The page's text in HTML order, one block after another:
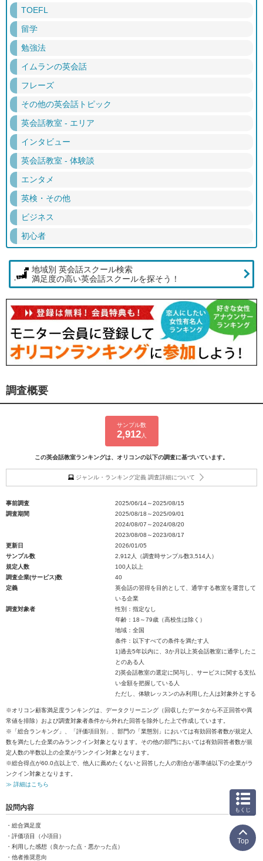
TOEFL
留学
勉強法
イムランの英会話
フレーズ
その他の英会話トピック
英会話教室 - エリア
インタビュー
英会話教室 - 体験談
エンタメ
英検・その他
ビジネス
初心者
地域別 英会話スクール検索
満足度の高い英会話スクールを探そう！
調査概要
サンプル数
2,912人
この英会話教室ランキングは、オリコンの以下の調査に基づいています。
ジャンル・ランキング定義 調査詳細について
事前調査
2025/06/14～2025/08/15
調査期間
2025/08/18～2025/09/01
2024/08/07～2024/08/20
2023/08/08～2023/08/17
更新日
2026/01/05
サンプル数
2,912人（調査時サンプル数3,514人）
規定人数
100人以上
調査企業(サービス)数
40
定義
英会話の習得を目的として、通学する教室を運営して
いる企業
調査対象者
性別：指定なし
年齢：18～79歳（高校生は除く）
地域：全国
条件：以下すべての条件を満たす人
1)過去5年以内に、3か月以上英会話教室に通学したこ
とのある人
2)英会話教室の選定に関与し、サービスに関する支払
い金額を把握している人
ただし、体験レッスンのみ利用した人は対象外とする
※オリコン顧客満足度ランキングは、データクリーニング（回収したデータから不正回答や異
常値を排除）および調査対象者条件から外れた回答を除外した上で作成しています。
※「総合ランキング」、「評価項目別」、部門の「業態別」においては有効回答者数が規定人
数を満たした企業のみランクイン対象となります。その他の部門においては有効回答者数が規
定人数の半数以上の企業がランクイン対象となります。
※総合得点が60.0点以上で、他人に薦めたくないと回答した人の割合が基準値以下の企業がラ
ンクイン対象となります。
≫ 詳細はこちら
設問内容
・総合満足度
・評価項目（小項目）
・利用した感想（良かった点・悪かった点）
・他者推奨意向
もくじ
Top